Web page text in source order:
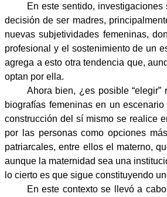
En este sentido,
decisión de ser madres,
nuevas subjetividades femeninas,
profesional y el sostenimiento de un
agrega a esto otra tendencia que,
optan por ella.
Ahora bien, ¿es posible
biografías femeninas en un
construcción del sí mismo se realice
por las personas como opciones
patriarcales, entre ellos el materno,
aunque la maternidad sea una
lo cierto es que sigue constituyendo
En este contexto se llevó a